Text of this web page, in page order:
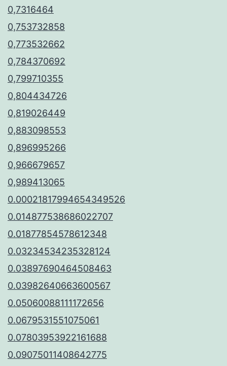
0,7316464
0,753732858
0,773532662
0,784370692
0,799710355
0,804434726
0,819026449
0,883098553
0,896995266
0,966679657
0,989413065
0.00021817994654349526
0.014877538686022707
0.01877854578612348
0.03234534235328124
0.03897690464508463
0.03982640663600567
0.05060088111172656
0.0679531551075061
0.07803953922161688
0.09075011408642775